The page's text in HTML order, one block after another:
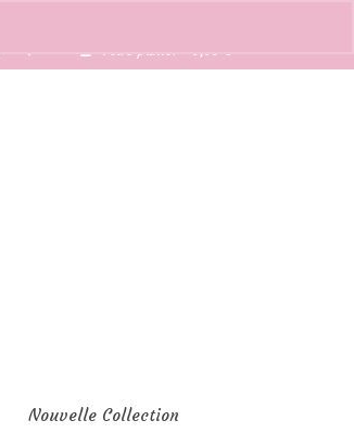
Votre panier 0,00 €
Nouvelle Collection